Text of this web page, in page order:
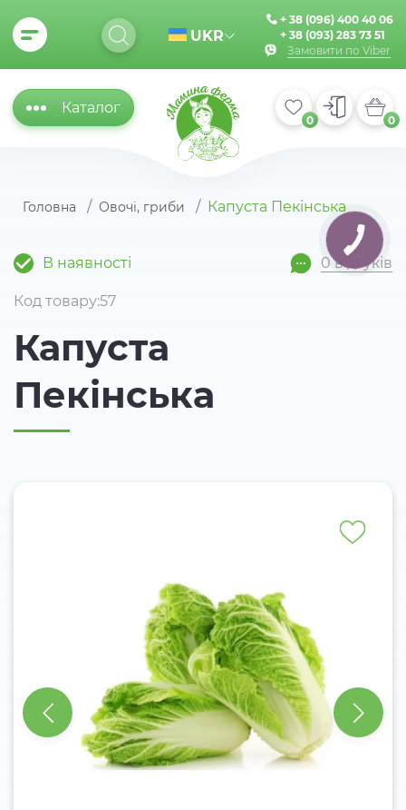
UKR
+ 38 (096) 400 40 06
+ 38 (093) 283 73 51
Замовити по Viber
Каталог
0 0
Головна Овочі, гриби Капуста Пекінська
Код товару:57
Капуста
Пекінська
В наявності 0 відгуків